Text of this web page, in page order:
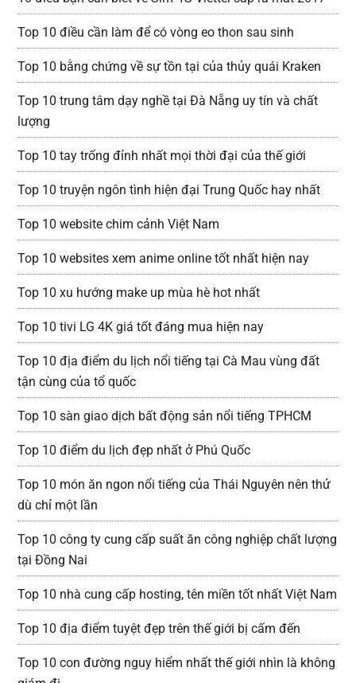
Top 10 điều cần làm để có vòng eo thon sau sinh
Top 10 bằng chứng về sự tồn tại của thủy quái Kraken
Top 10 trung tâm dạy nghề tại Đà Nẵng uy tín và chất
lượng
Top 10 tay trống đỉnh nhất mọi thời đại của thế giới
Top 10 truyện ngôn tình hiện đại Trung Quốc hay nhất
Top 10 website chim cảnh Việt Nam
Top 10 websites xem anime online tốt nhất hiện nay
Top 10 xu hướng make up mùa hè hot nhất
Top 10 tivi LG 4K giá tốt đáng mua hiện nay
Top 10 địa điểm du lịch nổi tiếng tại Cà Mau vùng đất
tận cùng của tổ quốc
Top 10 sàn giao dịch bất động sản nổi tiếng TPHCM
Top 10 điểm du lịch đẹp nhất ở Phú Quốc
Top 10 món ăn ngon nổi tiếng của Thái Nguyên nên thử
dù chỉ một lần
Top 10 công ty cung cấp suất ăn công nghiệp chất lượng
tại Đồng Nai
Top 10 nhà cung cấp hosting, tên miền tốt nhất Việt Nam
Top 10 địa điểm tuyệt đẹp trên thế giới bị cấm đến
Top 10 con đường nguy hiểm nhất thế giới nhìn là không